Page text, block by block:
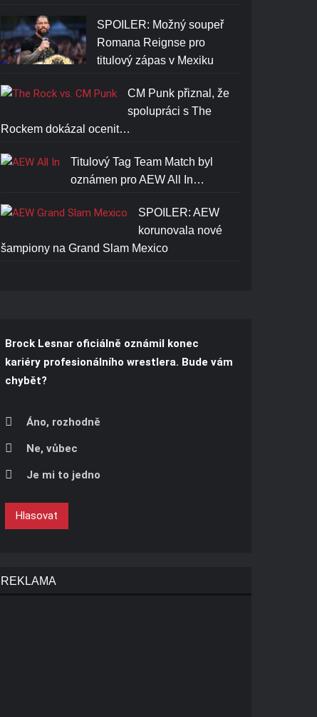
SPOILER: Možný soupeř
Romana Reignse pro
titulový zápas v Mexiku
CM Punk přiznal, že
spolupráci s The
Rockem dokázal ocenit…
Titulový Tag Team Match byl
oznámen pro AEW All In…
SPOILER: AEW
korunovala nové
šampiony na Grand Slam Mexico
Brock Lesnar oficiálně oznámil konec
kariéry profesionálního wrestlera. Bude vám
chybět?
Áno, rozhodně
Ne, vůbec
Je mi to jedno
Hlasovat
REKLAMA